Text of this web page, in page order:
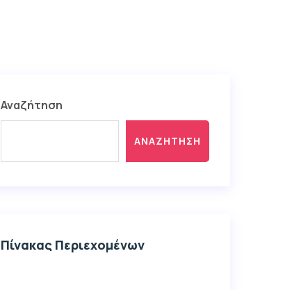
Αναζήτηση
ΑΝΑΖΉΤΗΣΗ
Πίνακας Περιεχομένων